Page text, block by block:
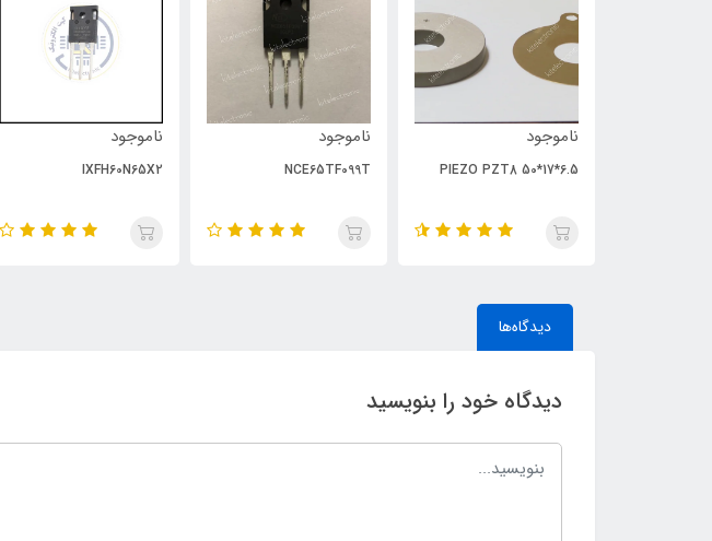
ناموجود
PIEZO PZT8 50*17*6.5
ناموجود
NCE65TF099T
ناموجود
IXFH60N65X2
دیدگاه‌ها
دیدگاه خود را بنویسید